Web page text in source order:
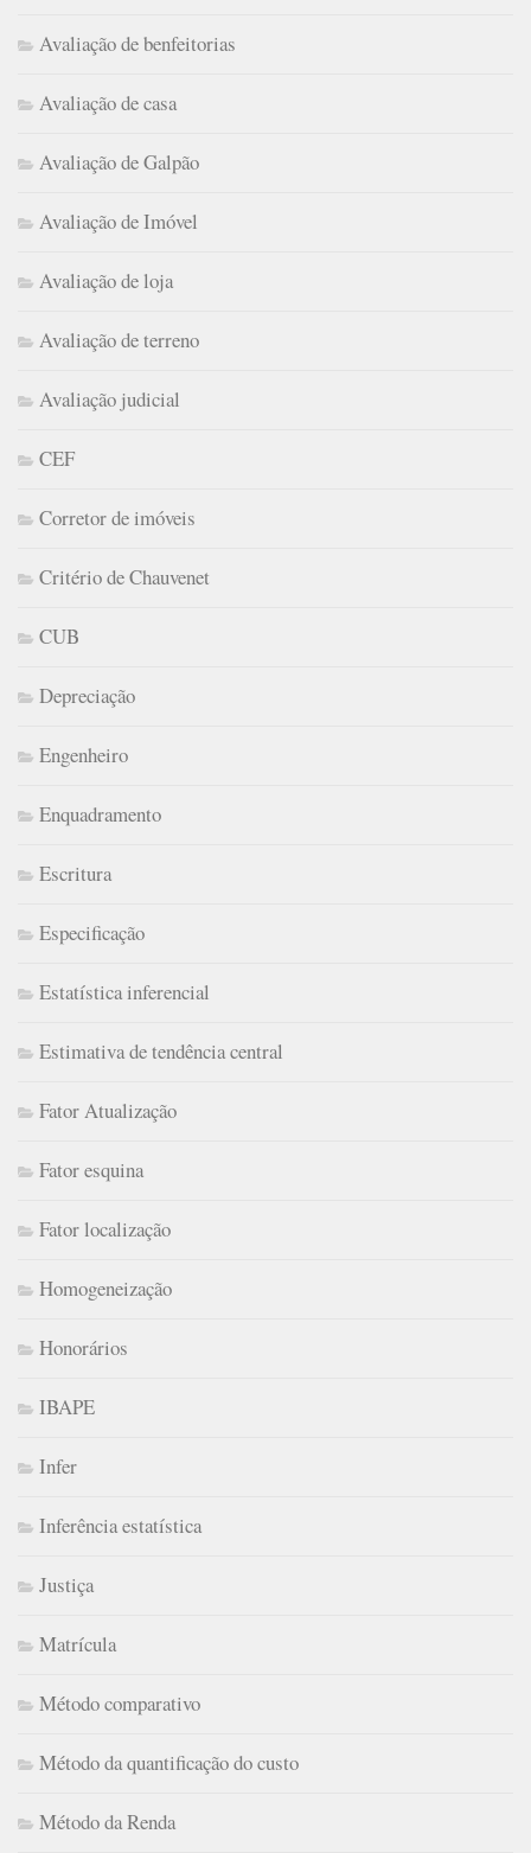
Avaliação de benfeitorias
Avaliação de casa
Avaliação de Galpão
Avaliação de Imóvel
Avaliação de loja
Avaliação de terreno
Avaliação judicial
CEF
Corretor de imóveis
Critério de Chauvenet
CUB
Depreciação
Engenheiro
Enquadramento
Escritura
Especificação
Estatística inferencial
Estimativa de tendência central
Fator Atualização
Fator esquina
Fator localização
Homogeneização
Honorários
IBAPE
Infer
Inferência estatística
Justiça
Matrícula
Método comparativo
Método da quantificação do custo
Método da Renda